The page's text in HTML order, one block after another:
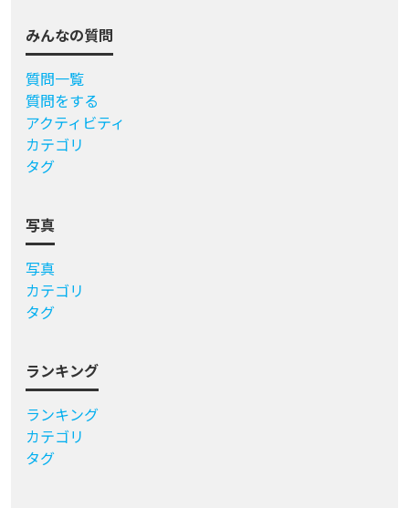
みんなの質問
質問一覧
質問をする
アクティビティ
カテゴリ
タグ
写真
写真
カテゴリ
タグ
ランキング
ランキング
カテゴリ
タグ